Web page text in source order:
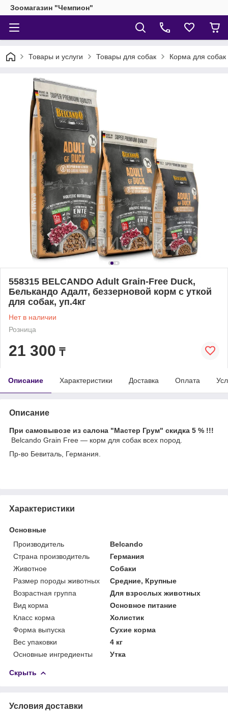
Зоомагазин "Чемпион"
Товары и услуги Товары для собак Корма для собак
558315 BELCANDO Adult Grain-Free Duck,
Белькандо Адалт, беззерновой корм с уткой
для собак, уп.4кг
Нет в наличии
Розница
21 300 ₸
Описание Характеристики Доставка Оплата
Описание
При самовывозе из салона "Мастер Грум" скидка 5 % !!!
Belcando Grain Free ― корм для собак всех пород.
Пр-во Бевиталь, Германия.
Характеристики
Основные
Производитель
Belcando
Страна производитель
Германия
Животное
Собаки
Размер породы животных
Средние, Крупные
Возрастная группа
Для взрослых животных
Вид корма
Основное питание
Класс корма
Холистик
Форма выпуска
Сухие корма
Вес упаковки
4 кг
Основные ингредиенты
Утка
Скрыть
Условия доставки